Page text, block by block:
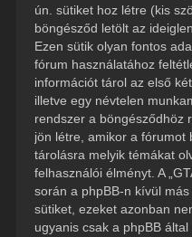
ún. sütiket hoz létre (kis
böngésződ letölt az
Ezen sütik olyan fontos
fórum használatához
információt tárol az első
illetve egy névtelen
rendszer a böngésződhöz
jön létre, amikor a fórumot
tárolásra melyik témákat
felhasználói élményt. A
során a phpBB-n kívül
sütiket, ezeket azonban
ugyanis csak a phpBB